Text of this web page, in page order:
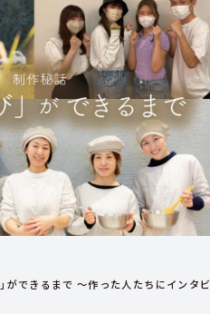
ができるまで ～作った人たちにインタビ